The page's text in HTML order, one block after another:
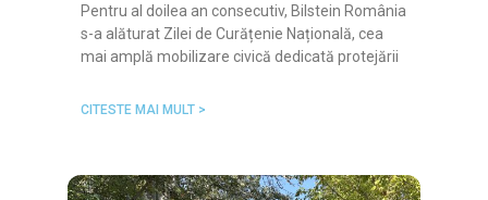
Pentru al doilea an consecutiv, Bilstein România
s-a alăturat Zilei de Curățenie Națională, cea
mai amplă mobilizare civică dedicată protejării
CITESTE MAI MULT >